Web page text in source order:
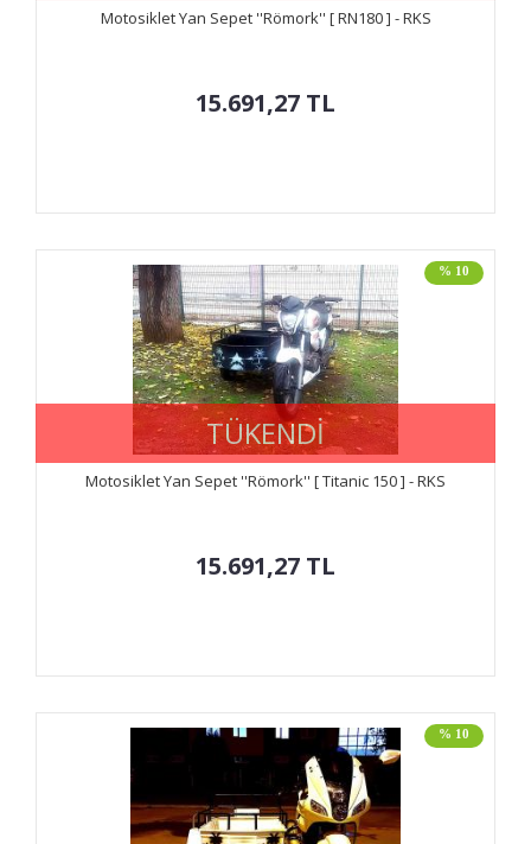
Motosiklet Yan Sepet ''Römork'' [ RN180 ] - RKS
15.691,27 TL
% 10
TÜKENDİ
Motosiklet Yan Sepet ''Römork'' [ Titanic 150 ] - RKS
15.691,27 TL
% 10